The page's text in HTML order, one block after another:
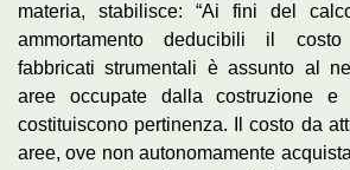
materia, stabilisce: “Ai fini del
ammortamento deducibili il
fabbricati strumentali è assunto al
aree occupate dalla costruzione
costituiscono pertinenza. Il costo da
aree, ove non autonomamente